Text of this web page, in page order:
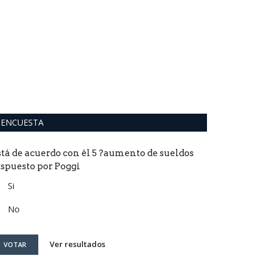
ENCUESTA
de acuerdo con él 5 ?aumento de sueldos
por Poggi
Si
No
VOTAR Ver resultados